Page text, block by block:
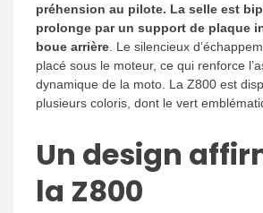
préhension au pilote. La selle est
prolonge par un support de plaque
boue arrière . Le silencieux
placé sous le moteur, ce qui renforce
dynamique de la moto. La Z800 est
plusieurs coloris, dont le vert
Un design
la Z800